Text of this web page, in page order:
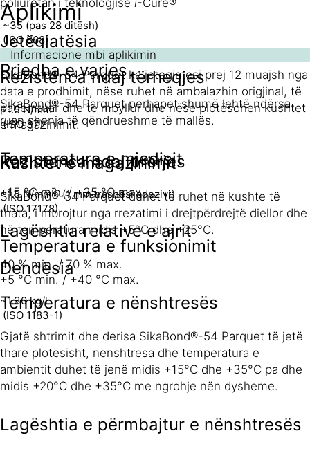
Jetëgjatësia
SikaBond®-54 Parquet ka jetëgjatësi prej 12 muajsh nga
data e prodhimit, nëse ruhet në ambalazhin origjinal, të
padëmtuar dhe të mbyllur dhe nëse plotësohen kushtet
e magazinimit.
Kushtet e magazinimit
SikaBond®-54 Parquet duhet të ruhet në kushte të
thata, i mbrojtur nga rrezatimi i drejtpërdrejtë diellor dhe
në temperatura midis +5°C dhe +25°C.
Dendësia
~1.30 kg/l
(ISO 1183-1)
~35 (pas 28 ditësh)
(ISO 868)
Rezistenca ndaj tërheqjes
~1.5 N/mm2
(ISO 37)
Rezistenca ndaj prerjes
~1.5 N/mm2(1 mm trashësi adezivi)
(ISO 17178)
Temperatura e funksionimit
+5 °C min. / +40 °C max.
Aplikimi
Informacione mbi aplikimin
Rrjedha e varjes
SikaBond®-54 Parquet përhapet shumë lehtë ndërsa
ruan shenja të qëndrueshme të mallës.
Temperatura e mjedisit
+15 °C min. / +35 °C max.
Lagështia relative e ajrit
40 % min. / 70 % max.
Temperatura e nënshtresës
Gjatë shtrimit dhe derisa SikaBond®-54 Parquet të jetë
tharë plotësisht, nënshtresa dhe temperatura e
ambientit duhet të jenë midis +15°C dhe +35°C pa dhe
midis +20°C dhe +35°C me ngrohje nën dysheme.
Lagështia e përmbajtur e nënshtresës